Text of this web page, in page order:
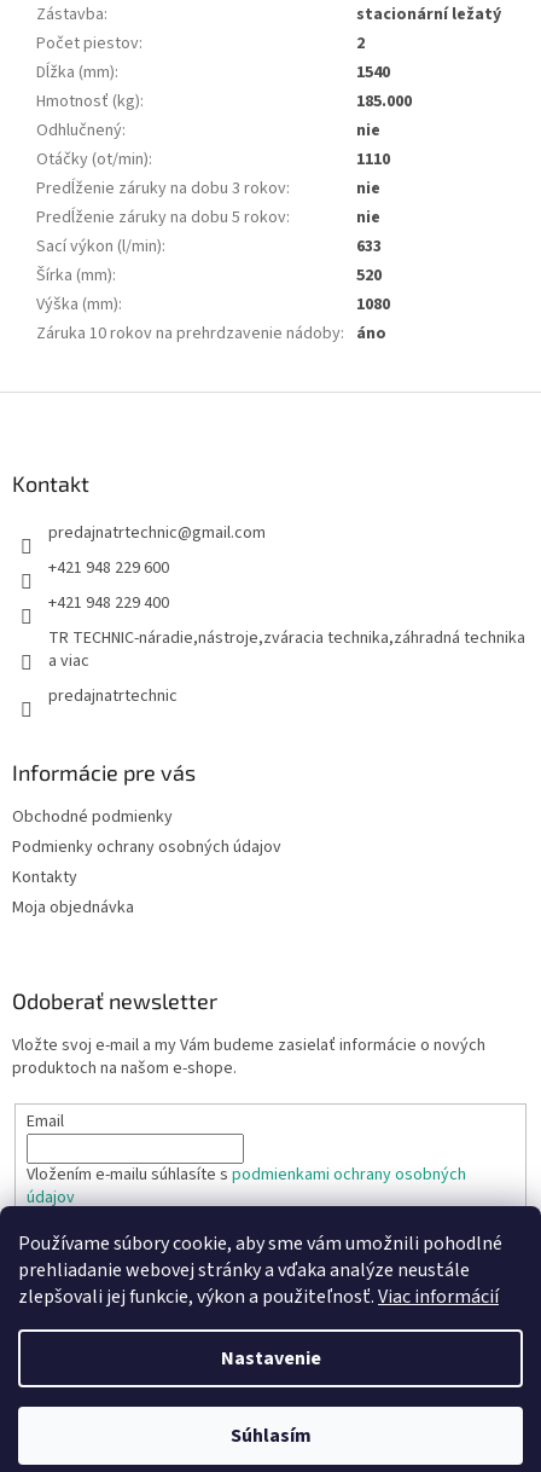
Používame súbory cookie, aby sme vám umožnili pohodlné
prehliadanie webovej stránky a vďaka analýze neustále
zlepšovali jej funkcie, výkon a použiteľnosť.Viac informácií
Nastavenie
Súhlasím
Zástavba:
stacionární ležatý
Počet piestov:
2
Dĺžka (mm):
1540
Hmotnosť (kg):
185.000
Odhlučnený:
nie
Otáčky (ot/min):
1110
Predĺženie záruky na dobu 3 rokov:
nie
Predĺženie záruky na dobu 5 rokov:
nie
Sací výkon (l/min):
633
Šírka (mm):
520
Výška (mm):
1080
Záruka 10 rokov na prehrdzavenie nádoby: áno
Kontakt
predajnatrtechnic@gmail.com
+421 948 229 600
+421 948 229 400
TR TECHNIC-náradie,nástroje,zváracia technika,záhradná technika
a viac
predajnatrtechnic
Informácie pre vás
Obchodné podmienky
Podmienky ochrany osobných údajov
Kontakty
Moja objednávka
Odoberať newsletter
Vložte svoj e-mail a my Vám budeme zasielať informácie o nových
produktoch na našom e-shope.
Email
Vložením e-mailu súhlasíte s podmienkami ochrany osobných
údajov
PRIHLÁSIŤ SA
Vytvoril Shoptet
TR TECHNIC s.r.o.. Všetky práva vyhradené.